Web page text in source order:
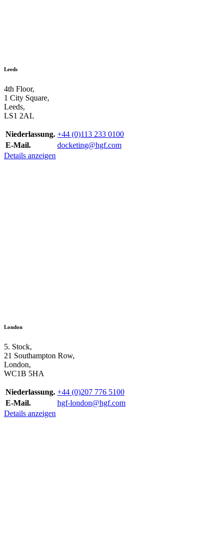
Leeds
4th Floor,
1 City Square,
Leeds,
LS1 2AL
Niederlassung. +44 (0)113 233 0100
E-Mail.
docketing@hgf.com
Details anzeigen
London
5. Stock,
21 Southampton Row,
London,
WC1B 5HA
Niederlassung. +44 (0)207 776 5100
E-Mail.
hgf-london@hgf.com
Details anzeigen